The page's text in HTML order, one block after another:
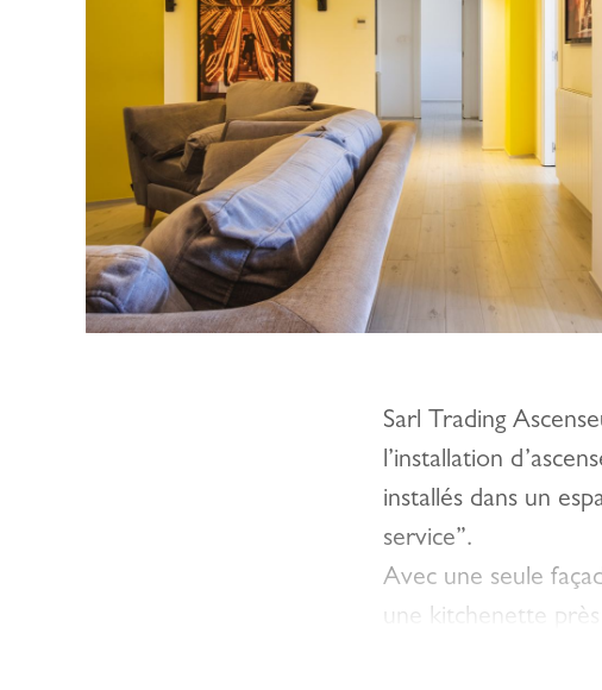
Sarl Trading
l’installation
installés dans un
service”.
Avec une seule
une kitchenette